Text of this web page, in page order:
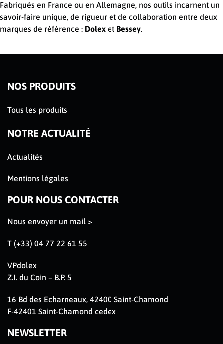
Fabriqués en France ou en Allemagne, nos outils incarnent un
savoir-faire unique, de rigueur et de collaboration entre deux
marques de référence : Dolex et Bessey.
NOS PRODUITS
Tous les produits
NOTRE ACTUALITÉ
Actualités
Mentions légales
POUR NOUS CONTACTER
Nous envoyer un mail >
T (+33) 04 77 22 61 55
VPdolex
Z.I. du Coin – B.P. 5
16 Bd des Echarneaux, 42400 Saint-Chamond
F-42401 Saint-Chamond cedex
NEWSLETTER